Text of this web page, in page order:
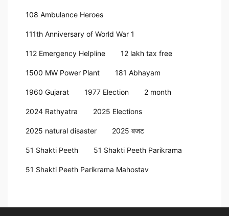
108 Ambulance Heroes
111th Anniversary of World War 1
112 Emergency Helpline 12 lakh tax free
1500 MW Power Plant 181 Abhayam
1960 Gujarat 1977 Election 2 month
2024 Rathyatra 2025 Elections
2025 natural disaster 2025 बजट
51 Shakti Peeth 51 Shakti Peeth Parikrama
51 Shakti Peeth Parikrama Mahostav